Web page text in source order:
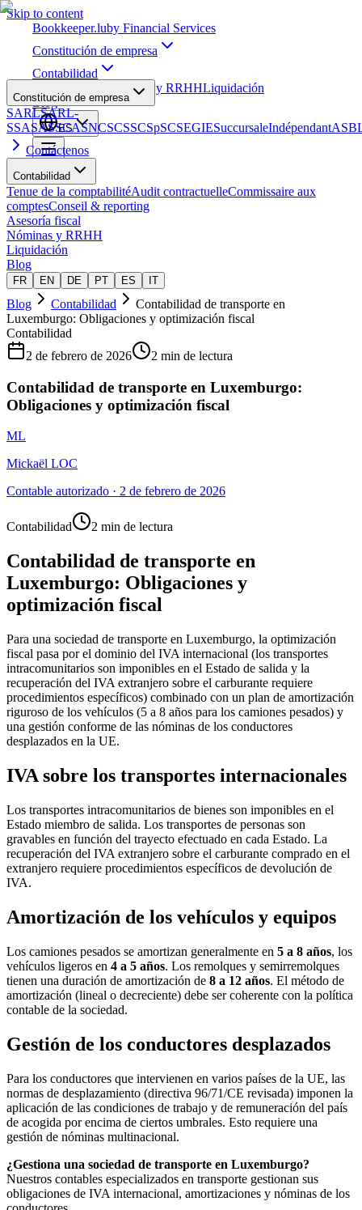
Skip to content
Bookkeeper.luby Financial Services
Constitución de empresa
Contabilidad
Nóminas y RRHHLiquidación
Blog
ES
Constitución de empresa
SARLSARL-
SSASASSCASNCSCSSCSpSCSEGIESuccursaleIndépendant
Contáctenos
Contabilidad
Tenue de la comptabilitéAudit contractuelleCommissaire aux
comptesConseil & reporting
Asesoría fiscal
Nóminas y RRHH
Liquidación
Blog
FR EN DE PT ES IT
Blog Contabilidad
Contabilidad de transporte en
Luxemburgo: Obligaciones y optimización fiscal
Contabilidad
2 de febrero de 2026
2 min de lectura
Contabilidad de transporte en Luxemburgo:
Obligaciones y optimización fiscal
ML
Mickaël LOC
Contable autorizado · 2 de febrero de 2026
Contabilidad 2 min de lectura
Contabilidad de transporte en
Luxemburgo: Obligaciones y
optimización fiscal
Para una sociedad de transporte en Luxemburgo, la optimización
fiscal pasa por el dominio del IVA internacional (los transportes
intracomunitarios son imponibles en el Estado de salida y la
recuperación del IVA extranjero sobre el carburante requiere
procedimientos específicos) combinado con un plan de amortización
riguroso de los vehículos (5 a 8 años para los camiones pesados) y
una gestión conforme de las nóminas de los conductores
desplazados en la UE.
IVA sobre los transportes internacionales
Los transportes intracomunitarios de bienes son imponibles en el
Estado miembro de salida. Los transportes de personas son
gravables en función del trayecto efectuado en cada Estado. La
recuperación del IVA extranjero sobre el carburante comprado en el
extranjero requiere procedimientos específicos de devolución de
IVA.
Amortización de los vehículos y equipos
Los camiones pesados se amortizan generalmente en 5 a 8 años, los
vehículos ligeros en 4 a 5 años. Los remolques y semirremolques
tienen una duración de amortización de 8 a 12 años. El método de
amortización (lineal o decreciente) debe ser coherente con la política
contable de la sociedad.
Gestión de los conductores desplazados
Para los conductores que intervienen en varios países de la UE, las
normas de desplazamiento (directiva 96/71/CE revisada) imponen la
aplicación de las condiciones de trabajo y de remuneración del país
de acogida por encima de ciertos umbrales. Esto requiere una
gestión de nóminas multinacional.
¿Gestiona una sociedad de transporte en Luxemburgo?
Nuestros contables especializados en transporte gestionan sus
obligaciones de IVA internacional, amortizaciones y nóminas de los